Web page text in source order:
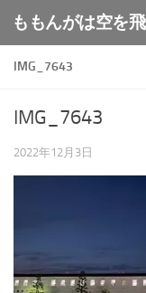
コンテンツへスキ
ももんがは空を
IMG_7643
IMG_7643
2022年12月3日